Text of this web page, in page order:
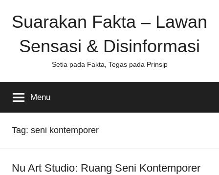
Suarakan Fakta – Lawan
Sensasi & Disinformasi
Setia pada Fakta, Tegas pada Prinsip
Menu
Tag: seni kontemporer
Nu Art Studio: Ruang Seni Kontemporer